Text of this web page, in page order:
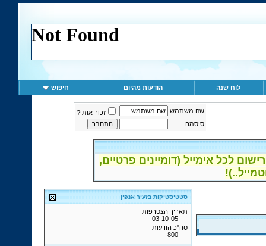
לוח שנה הודעות מהיום חיפוש
שם משתמש
זכור אותי?
סיסמה
לכל אימייל (דומיינים פרטיים,
סטטיסטיקות בזעיר אנפין
תאריך הצטרפות
03-10-05
סה"כ הודעות
800